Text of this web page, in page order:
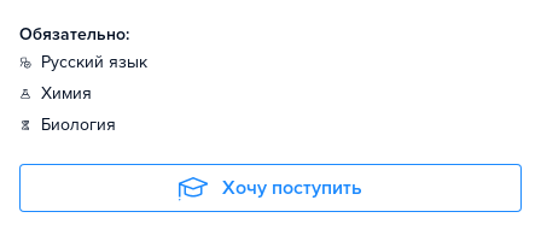
Обязательно:
русский язык
химия
биология
Хочу поступить